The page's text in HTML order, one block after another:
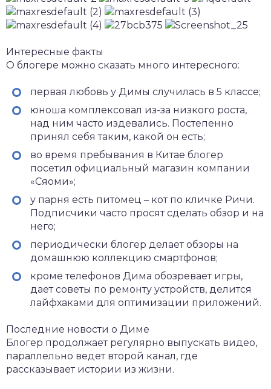
Интересные факты
О блогере можно сказать много интересного:
первая любовь у Димы случилась в 5 классе;
юноша комплексовал из-за низкого роста,
над ним часто издевались. Постепенно
принял себя таким, какой он есть;
во время пребывания в Китае блогер
посетил официальный магазин компании
«Сяоми»;
у парня есть питомец – кот по кличке Ричи.
Подписчики часто просят сделать обзор и на
него;
периодически блогер делает обзоры на
домашнюю коллекцию смартфонов;
кроме телефонов Дима обозревает игры,
дает советы по ремонту устройств, делится
лайфхаками для оптимизации приложений.
Последние новости о Диме
Блогер продолжает регулярно выпускать видео,
параллельно ведет второй канал, где
рассказывает истории из жизни.